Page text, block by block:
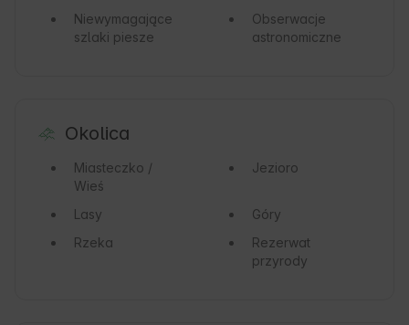
Niewymagające
szlaki piesze
Obserwacje
astronomiczne
Okolica
Miasteczko /
Wieś
Jezioro
Lasy
Góry
Rzeka
Rezerwat
przyrody